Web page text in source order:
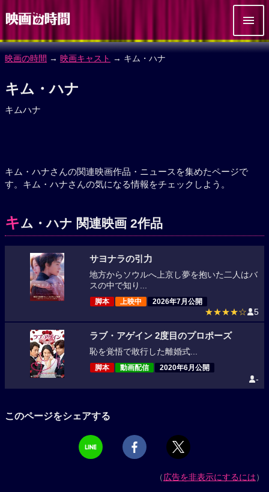
映画の時間 → 映画キャスト → キム・ハナ
キム・ハナ
キムハナ
キム・ハナさんの関連映画作品・ニュースを集めたページで
す。キム・ハナさんの気になる情報をチェックしよう。
キム・ハナ 関連映画 2作品
サヨナラの引力
地方からソウルへ上京し夢を抱いた二人はバ
スの中で知り...
脚本 上映中 2026年7月公開
★★★★☆ 5
ラブ・アゲイン 2度目のプロポーズ
恥を覚悟で敢行した離婚式...
脚本 動画配信 2020年6月公開
-
このページをシェアする
（広告を非表示にするには）